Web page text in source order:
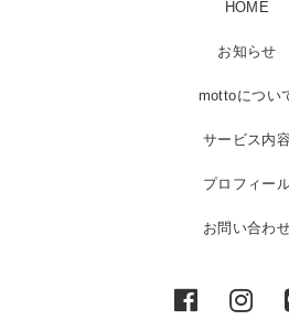
HOME
お知らせ
mottoについ
サービス内容
プロフィー
お問い合わ